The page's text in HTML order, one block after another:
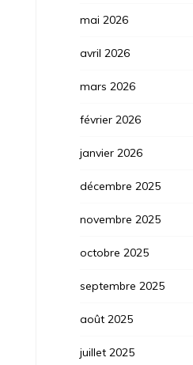
mai 2026
avril 2026
mars 2026
février 2026
janvier 2026
décembre 2025
novembre 2025
octobre 2025
septembre 2025
août 2025
juillet 2025